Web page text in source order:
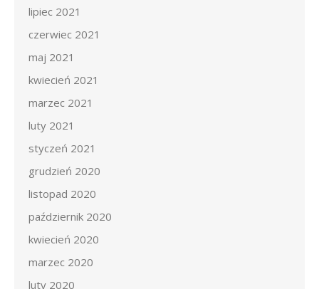
lipiec 2021
czerwiec 2021
maj 2021
kwiecień 2021
marzec 2021
luty 2021
styczeń 2021
grudzień 2020
listopad 2020
październik 2020
kwiecień 2020
marzec 2020
luty 2020